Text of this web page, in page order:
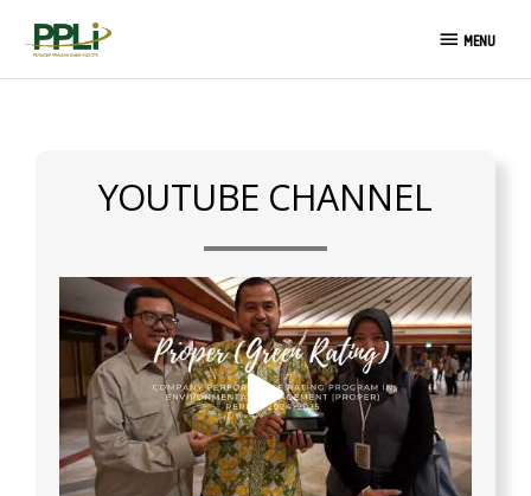
MENU
MENU
YOUTUBE CHANNEL